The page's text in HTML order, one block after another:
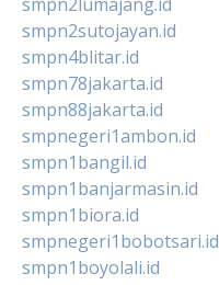
smpn2sutojayan.id
smpn4blitar.id
smpn78jakarta.id
smpn88jakarta.id
smpnegeri1ambon.id
smpn1bangil.id
smpn1banjarmasin.id
smpn1biora.id
smpnegeri1bobotsari.id
smpn1boyolali.id